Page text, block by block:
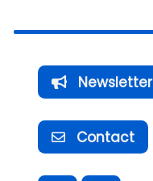
Newsletter
Contact